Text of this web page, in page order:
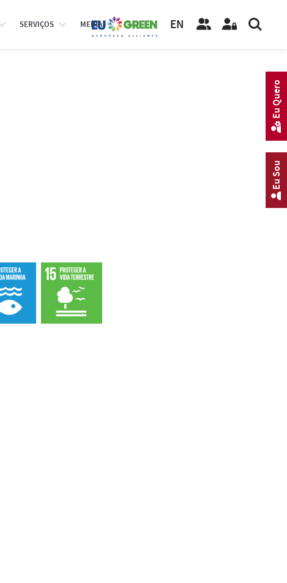
SERVIÇOS MEDIA EN
Eu Sou
Eu Quero